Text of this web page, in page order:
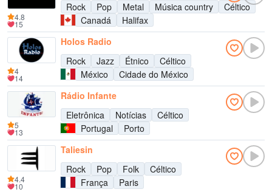
Rock
Pop Metal Música country
Céltico
Canadá
Halifax
4.8
15
Holos Radio
Rock
Jazz Étnico
Céltico
México
Cidade do México
4
14
Rádio Infante
Eletrônica
Notícias
Céltico
Portugal
Porto
5
13
Taliesin
Rock
Pop Folk
Céltico
França
Paris
4.4
10